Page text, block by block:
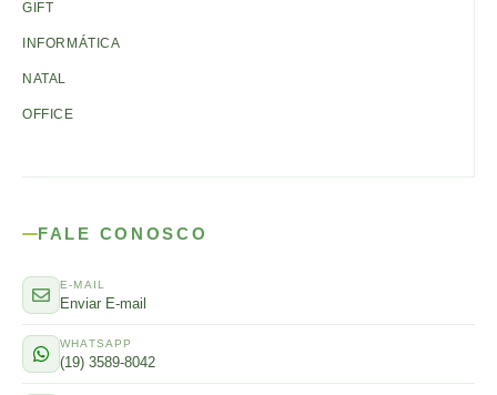
GIFT
INFORMÁTICA
NATAL
OFFICE
FALE CONOSCO
E-MAIL
Enviar E-mail
WHATSAPP
(19) 3589-8042